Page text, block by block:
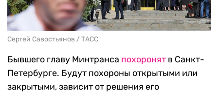
Сергей Савостьянов / ТАСС
Бывшего главу Минтранса похоронят в Санкт-
Петербурге. Будут похороны открытыми или
закрытыми, зависит от решения его